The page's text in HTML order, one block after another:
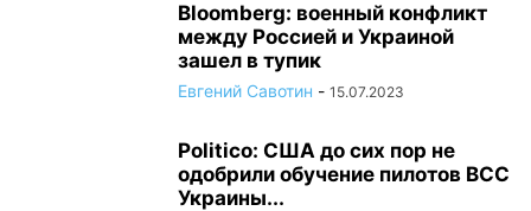
Bloomberg: военный конфликт
между Россией и Украиной
зашел в тупик
Евгений Савотин - 15.07.2023
Politico: США до сих пор не
одобрили обучение пилотов ВСС
Украины...